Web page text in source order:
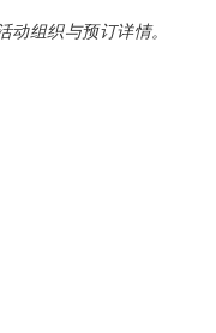
组织与预订详情。